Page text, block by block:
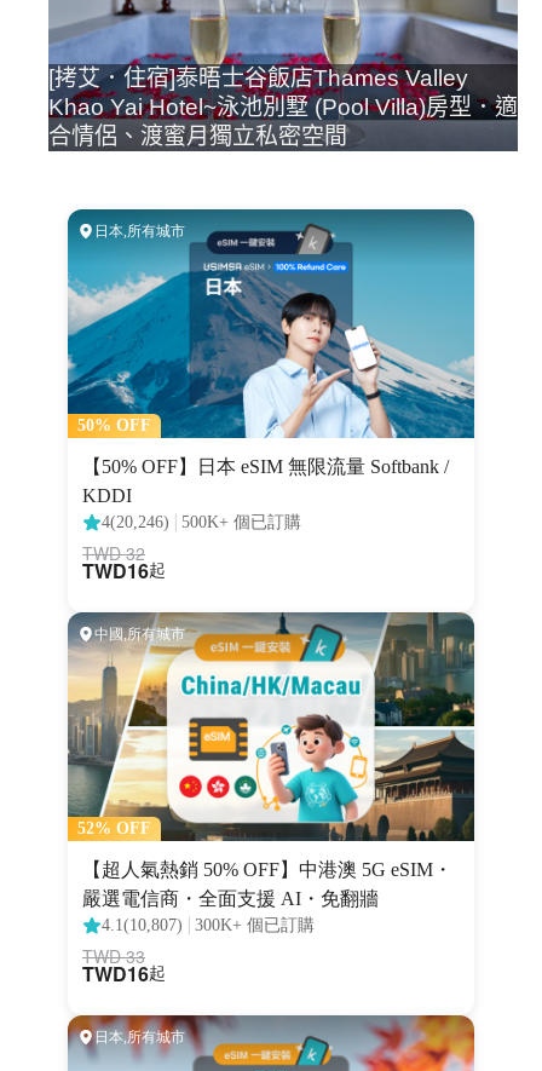
[拷艾．住宿]泰晤士谷飯店Thames Valley
Khao Yai Hotel~泳池別墅 (Pool Villa)房型．適
合情侶、渡蜜月獨立私密空間